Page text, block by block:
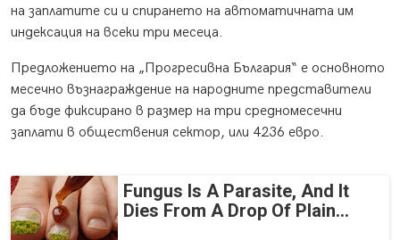
на заплатите си и спирането на автоматичната им
индексация на всеки три месеца.
Предложението на „Прогресивна България“ е основното
месечно възнаграждение на народните представители
да бъде фиксирано в размер на три средномесечни
заплати в обществения сектор, или 4236 евро.
Fungus Is A Parasite, And It
Dies From A Drop Of Plain...